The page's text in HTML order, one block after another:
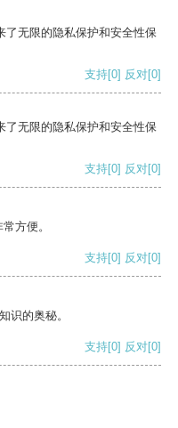
了无限的隐私保护和安全性保
支持[0] 反对[0]
了无限的隐私保护和安全性保
支持[0] 反对[0]
方便。
支持[0] 反对[0]
识的奥秘。
支持[0] 反对[0]